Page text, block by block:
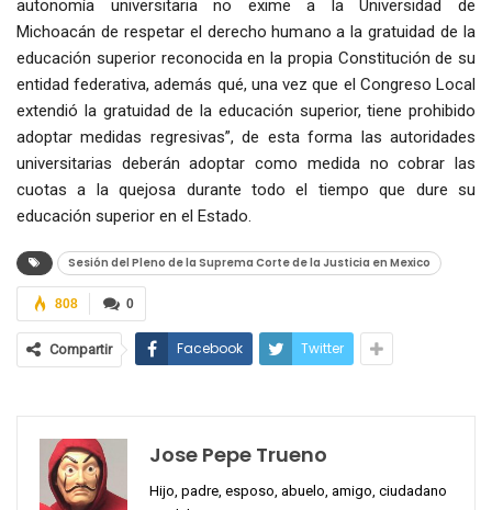
autonomía universitaria no exime a la Universidad de
Michoacán de respetar el derecho humano a la gratuidad de la
educación superior reconocida en la propia Constitución de su
entidad federativa, además qué, una vez que el Congreso Local
extendió la gratuidad de la educación superior, tiene prohibido
adoptar medidas regresivas”, de esta forma las autoridades
universitarias deberán adoptar como medida no cobrar las
cuotas a la quejosa durante todo el tiempo que dure su
educación superior en el Estado.
Sesión del Pleno de la Suprema Corte de la Justicia en Mexico
0
808
Compartir Facebook Twitter
Jose Pepe Trueno
Hijo, padre, esposo, abuelo, amigo, ciudadano